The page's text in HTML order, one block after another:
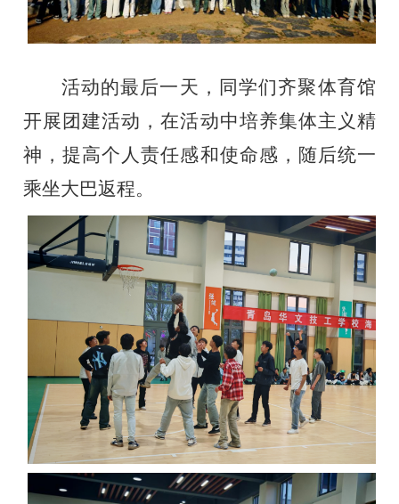
活动的最后一天， 同学们齐聚体育馆
开展团建活动，在活动中培养集体主义精
神，提高个人责任感和使命感，随后统一
乘坐大巴返程。